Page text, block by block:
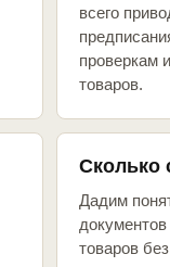
всего
проверкам
товаров.
Сколько
Дадим
товаров